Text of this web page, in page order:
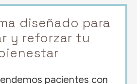
diseñado para
y reforzar tu
pacientes con